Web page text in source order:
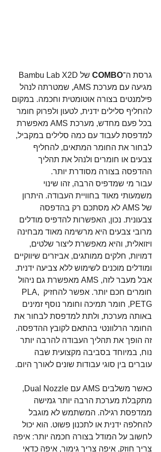
גרסת ה־COMBO
מגיעה עם מערכת AMS, שמטרתה לנהל
פילמנטים בצורה אוטומטית וחכמה. במקום
להחליף סלילים ידנית, לטעון ולפרוק חומר
בכל פעם מחדש, מערכת AMS מאפשרת
למדפסת לעבוד עם כמה סלילים במקביל,
לבחור את החומר המתאים, להחליף
צבעים או חומרים ולנהל את תהליך
ההדפסה בצורה מסודרת יותר.
עבור מי שמדפיס הרבה, זהו שינוי
משמעותי מאוד בחוויית העבודה. היתרון
של AMS לא מסתכם רק בהדפסה
צבעונית. נכון, האפשרות להדפיס מודלים
מרובי צבעים היא מרשימה מאוד מבחינה
ויזואלית, והיא מאפשרת ליצור שלטים,
דמויות, חלקים ממותגים, אביזרים שיווקיים
ומודלים מוכנים לשימוש ללא צביעה ידנית.
אבל מעבר לזה, AMS מאפשרת גם ניהול
חומרים חכם יותר. אפשר להחזיק PLA,
PETG, חומר תמיכה וחומר נוסף זמינים
באותה מערכת, ולתת למדפסת לבחור את
החומר הרלוונטי בהתאם לקובץ ההדפסה.
זה הופך את תהליך העבודה להרבה יותר
נוח, במיוחד בסביבה מקצועית שבה
עוברים בין סוגי עבודות שונים לאורך היום.
כאשר משלבים AMS עם Dual Nozzle,
מתקבלת מערכת הרבה יותר גמישה
ממדפסת רגילה. המשתמש לא מוגבל
להחלפה ידנית או לתכנון פשוט. הוא יכול
לחשוב על המודל בצורה חכמה יותר: איפה
צריך חוזק, איפה צריך גימור, איפה כדאי